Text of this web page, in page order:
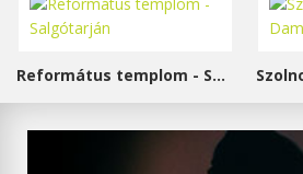
Református templom - Salgótarján